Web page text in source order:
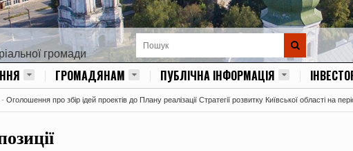
громади
ГРОМАДЯНАМ ПУБЛІЧНА ІНФОРМАЦІЯ
- Оголошення про збір ідей проектів до Плану реалізації Стратегії розвитку Київської області на